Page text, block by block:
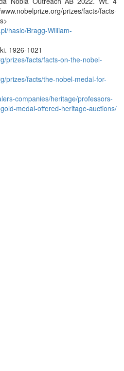
prizes/facts/facts-
haslo/Bragg-William-
1926-1021
prizes/facts/facts-on-the-nobel-
prizes/facts/the-nobel-medal-for-
companies/heritage/professors-
medal-offered-heritage-auctions/